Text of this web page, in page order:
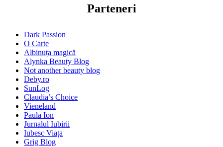
Parteneri
Dark Passion
O Carte
Albinuța magică
Alynka Beauty Blog
Not another beauty blog
Deby.ro
SunLog
Claudia’s Choice
Vieneland
Paula Ion
Jurnalul Iubirii
Iubesc Viața
Grig Blog